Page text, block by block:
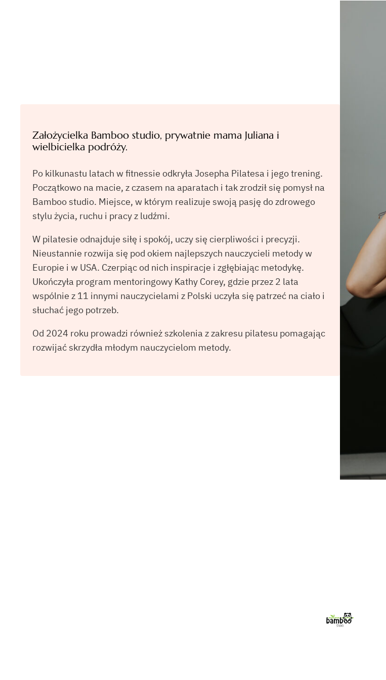
Założycielka Bamboo studio, prywatnie mama Juliana i
wielbicielka podróży.
Po kilkunastu latach w fitnessie odkryła Josepha Pilatesa i jego trening.
Początkowo na macie, z czasem na aparatach i tak zrodził się pomysł na
Bamboo studio. Miejsce, w którym realizuje swoją pasję do zdrowego
stylu życia, ruchu i pracy z ludźmi.
W pilatesie odnajduje siłę i spokój, uczy się cierpliwości i precyzji.
Nieustannie rozwija się pod okiem najlepszych nauczycieli metody w
Europie i w USA. Czerpiąc od nich inspiracje i zgłębiając metodykę.
Ukończyła program mentoringowy Kathy Corey, gdzie przez 2 lata
wspólnie z 11 innymi nauczycielami z Polski uczyła się patrzeć na ciało i
słuchać jego potrzeb.
Od 2024 roku prowadzi również szkolenia z zakresu pilatesu pomagając
rozwijać skrzydła młodym nauczycielom metody.